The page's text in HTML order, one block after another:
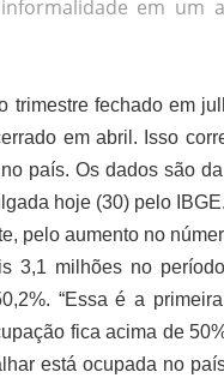
em um
trimestre fechado em
em abril. Isso
país. Os dados são
hoje (30) pelo IBGE.
pelo aumento no
3,1 milhões no
“Essa é a
fica acima de
está ocupada no